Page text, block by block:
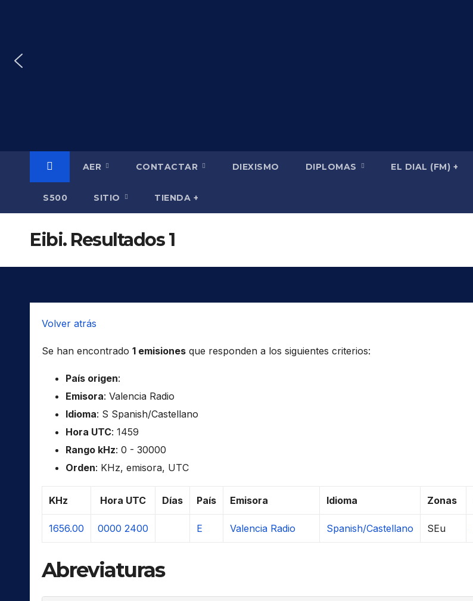
AER CONTACTAR DIEXISMO DIPLOMAS EL DIAL (FM) +
S500 SITIO TIENDA +
Eibi. Resultados 1
Volver atrás
Se han encontrado 1 emisiones que responden a los siguientes criterios:
País origen:
Emisora: Valencia Radio
Idioma: S Spanish/Castellano
Hora UTC: 1459
Rango kHz: 0 - 30000
Orden: KHz, emisora, UTC
KHz Hora UTC Días País Emisora Idioma Zonas
1656.00 0000 2400 E Valencia Radio Spanish/Castellano SEu
Abreviaturas